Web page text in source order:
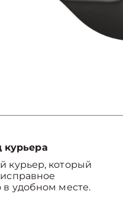
курьера
курьер, который
в удобном месте.